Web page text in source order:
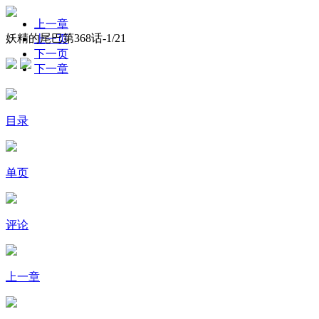
妖精的尾巴第368话-1/21
上一章
上一页
下一页
下一章
目录
单页
评论
上一章